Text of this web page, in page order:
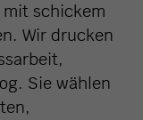
mit schickem
Wir drucken
Sie wählen